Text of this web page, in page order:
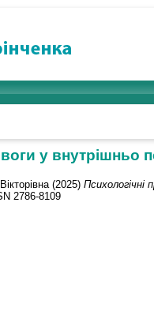
у внутрішньо
(2025) Психологічні
2786-8109